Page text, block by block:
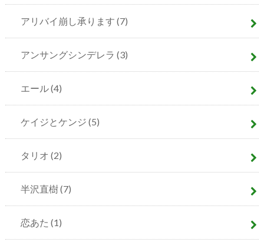
アリバイ崩し承ります (7)
アンサングシンデレラ (3)
エール(4)
ケイジとケンジ (5)
タリオ (2)
半沢直樹(7)
恋あた (1)